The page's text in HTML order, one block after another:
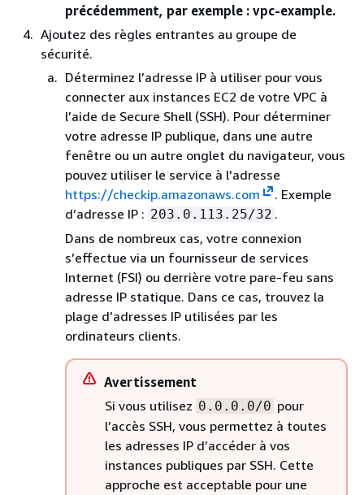
précédemment, par exemple : vpc-example.
Ajoutez des règles entrantes au groupe de
sécurité.
Déterminez l’adresse IP à utiliser pour vous
connecter aux instances EC2 de votre VPC à
l’aide de Secure Shell (SSH). Pour déterminer
votre adresse IP publique, dans une autre
fenêtre ou un autre onglet du navigateur, vous
pouvez utiliser le service à l'adresse
https://checkip.amazonaws.com
. Exemple
d’adresse IP : 203.0.113.25/32 .
Dans de nombreux cas, votre connexion
s’effectue via un fournisseur de services
Internet (FSI) ou derrière votre pare-feu sans
adresse IP statique. Dans ce cas, trouvez la
plage d’adresses IP utilisées par les
ordinateurs clients.
Avertissement
Si vous utilisez 0.0.0.0/0 pour
l’accès SSH, vous permettez à toutes
les adresses IP d’accéder à vos
instances publiques par SSH. Cette
approche est acceptable pour une